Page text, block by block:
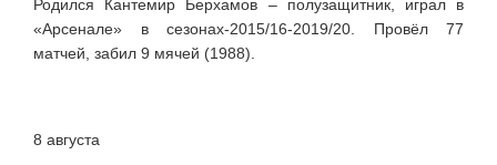
Родился Кантемир Берхамов – полузащитник, играл в
«Арсенале» в сезонах-2015/16-2019/20. Провёл 77
матчей, забил 9 мячей (1988).
8 августа